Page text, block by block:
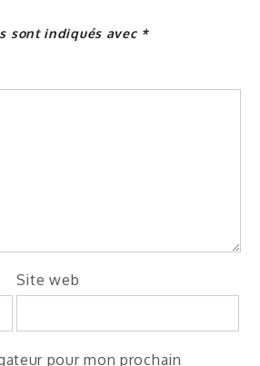
sont indiqués avec *
Site web
pour mon prochain